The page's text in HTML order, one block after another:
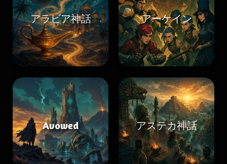
アラビア神話 アーケイン
Avowed アステカ神話